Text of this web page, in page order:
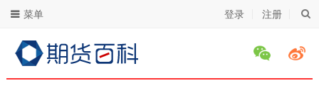
登录 注册
菜单